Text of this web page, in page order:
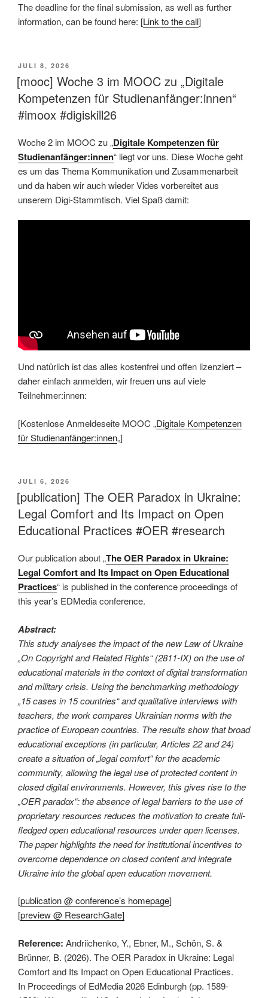
The deadline for the final submission, as well as further
information, can be found here: [Link to the call]
VERÖFFENTLICHT
AM
JULI 8, 2026
[mooc] Woche 3 im MOOC zu „Digitale
Kompetenzen für Studienanfänger:innen“
#imoox #digiskill26
Woche 2 im MOOC zu „Digitale Kompetenzen für
Studienanfänger:innen“ liegt vor uns. Diese Woche geht
es um das Thema Kommunikation und Zusammenarbeit
und da haben wir auch wieder Vides vorbereitet aus
unserem Digi-Stammtisch. Viel Spaß damit:
Und natürlich ist das alles kostenfrei und offen lizenziert –
daher einfach anmelden, wir freuen uns auf viele
Teilnehmer:innen:
[Kostenlose Anmeldeseite MOOC „Digitale Kompetenzen
für Studienanfänger:innen„]
VERÖFFENTLICHT
AM
JULI 6, 2026
[publication] The OER Paradox in Ukraine:
Legal Comfort and Its Impact on Open
Educational Practices #OER #research
Our publication about „The OER Paradox in Ukraine:
Legal Comfort and Its Impact on Open Educational
Practices“ is published in the conference proceedings of
this year’s EDMedia conference.
Abstract:
This study analyses the impact of the new Law of Ukraine
„On Copyright and Related Rights“ (2811-IX) on the use of
educational materials in the context of digital transformation
and military crisis. Using the benchmarking methodology
„15 cases in 15 countries“ and qualitative interviews with
teachers, the work compares Ukrainian norms with the
practice of European countries. The results show that broad
educational exceptions (in particular, Articles 22 and 24)
create a situation of „legal comfort“ for the academic
community, allowing the legal use of protected content in
closed digital environments. However, this gives rise to the
„OER paradox“: the absence of legal barriers to the use of
proprietary resources reduces the motivation to create full-
fledged open educational resources under open licenses.
The paper highlights the need for institutional incentives to
overcome dependence on closed content and integrate
Ukraine into the global open education movement.
[publication @ conference’s homepage]
[preview @ ResearchGate]
Reference: Andriichenko, Y., Ebner, M., Schön, S. &
Brünner, B. (2026). The OER Paradox in Ukraine: Legal
Comfort and Its Impact on Open Educational Practices.
In Proceedings of EdMedia 2026 Edinburgh (pp. 1589-